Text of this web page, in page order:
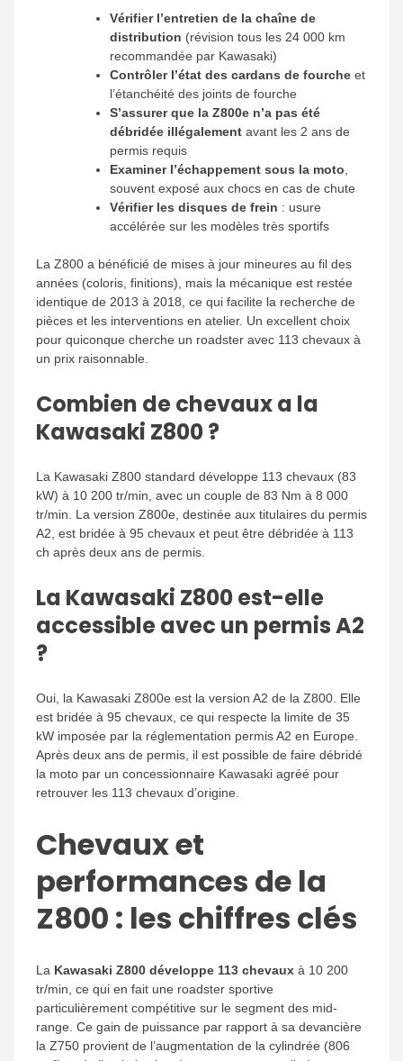
Vérifier l’entretien de la chaîne de
distribution (révision tous les 24 000 km
recommandée par Kawasaki)
Contrôler l’état des cardans de fourche et
l’étanchéité des joints de fourche
S’assurer que la Z800e n’a pas été
débridée illégalement avant les 2 ans de
permis requis
Examiner l’échappement sous la moto
souvent exposé aux chocs en cas de chute
Vérifier les disques de frein : usure
accélérée sur les modèles très sportifs
La Z800 a bénéficié de mises à jour mineures au fil des
années (coloris, finitions), mais la mécanique est restée
identique de 2013 à 2018, ce qui facilite la recherche de
pièces et les interventions en atelier. Un excellent choix
pour quiconque cherche un roadster avec 113 chevaux à
un prix raisonnable.
Combien de chevaux a la
Kawasaki Z800 ?
La Kawasaki Z800 standard développe 113 chevaux (83
kW) à 10 200 tr/min, avec un couple de 83 Nm à 8 000
tr/min. La version Z800e, destinée aux titulaires du permis
A2, est bridée à 95 chevaux et peut être débridée à 113
ch après deux ans de permis.
La Kawasaki Z800 est-elle
accessible avec un permis A2
?
Oui, la Kawasaki Z800e est la version A2 de la Z800. Elle
est bridée à 95 chevaux, ce qui respecte la limite de 35
kW imposée par la réglementation permis A2 en Europe.
Après deux ans de permis, il est possible de faire débridé
la moto par un concessionnaire Kawasaki agréé pour
retrouver les 113 chevaux d’origine.
Chevaux et
performances de la
Z800 : les chiffres clés
La Kawasaki Z800 développe 113 chevaux à 10 200
tr/min, ce qui en fait une roadster sportive
particulièrement compétitive sur le segment des mid-
range. Ce gain de puissance par rapport à sa devancière
la Z750 provient de l’augmentation de la cylindrée (806